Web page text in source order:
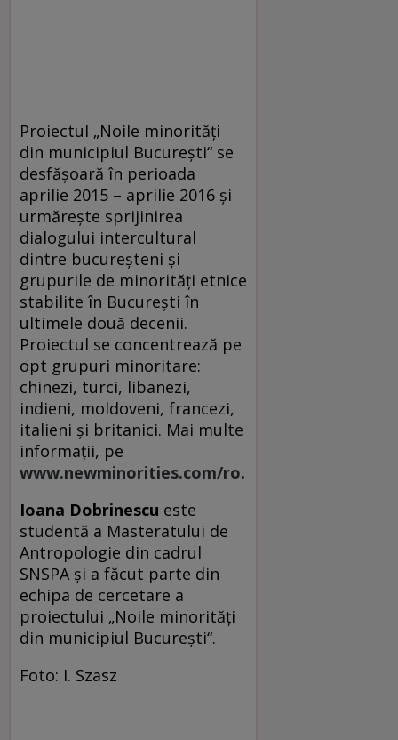
Proiectul „Noile minorități
din municipiul București“ se
desfășoară în perioada
aprilie 2015 – aprilie 2016 și
urmărește sprijinirea
dialogului intercultural
dintre bucureșteni și
grupurile de minorități etnice
stabilite în București în
ultimele două decenii.
Proiectul se concentrează pe
opt grupuri minoritare:
chinezi, turci, libanezi,
indieni, moldoveni, francezi,
italieni și britanici. Mai multe
informații, pe
www.newminorities.com/ro.
Ioana Dobrinescu este
studentă a Mas­­teratului de
Antropologie din cadrul
SNSPA și a făcut parte din
echipa de cercetare a
proiectului „Noile minorități
din municipiul București“.
Foto: I. Szasz